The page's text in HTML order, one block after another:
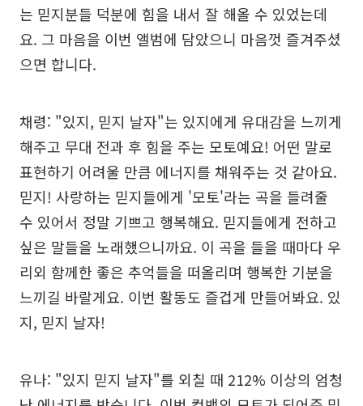
는 믿지분들 덕분에 힘을 내서 잘 해올 수 있었는데
요. 그 마음을 이번 앨범에 담았으니 마음껏 즐겨주셨
으면 합니다.
채령: "있지, 믿지 날자"는 있지에게 유대감을 느끼게
해주고 무대 전과 후 힘을 주는 모토예요! 어떤 말로
표현하기 어려울 만큼 에너지를 채워주는 것 같아요.
믿지! 사랑하는 믿지들에게 '모토'라는 곡을 들려줄
수 있어서 정말 기쁘고 행복해요. 믿지들에게 전하고
싶은 말들을 노래했으니까요. 이 곡을 들을 때마다 우
리외 함께한 좋은 추억들을 떠올리며 행복한 기분을
느끼길 바랄게요. 이번 활동도 즐겁게 만들어봐요. 있
지, 믿지 날자!
유나: "있지 믿지 날자"를 외칠 때 212% 이상의 엄청